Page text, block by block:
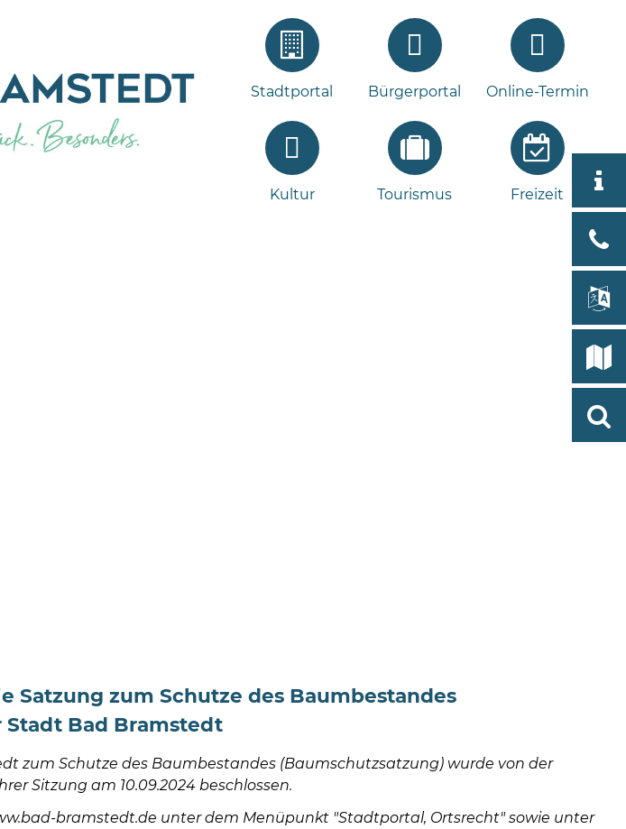
Stadtportal Bürgerportal Online-Termin
Kultur Tourismus Freizeit
Bleeck
19
08
Satzung zum Schutze des Baumbestandes
Bad Bramstedt
zum Schutze des Baumbestandes (Baumschutzsatzung) wurde von der
Sitzung am 10.09.2024 beschlossen.
bramstedt.de unter dem Menüpunkt "Stadtportal, Ortsrecht" sowie unter